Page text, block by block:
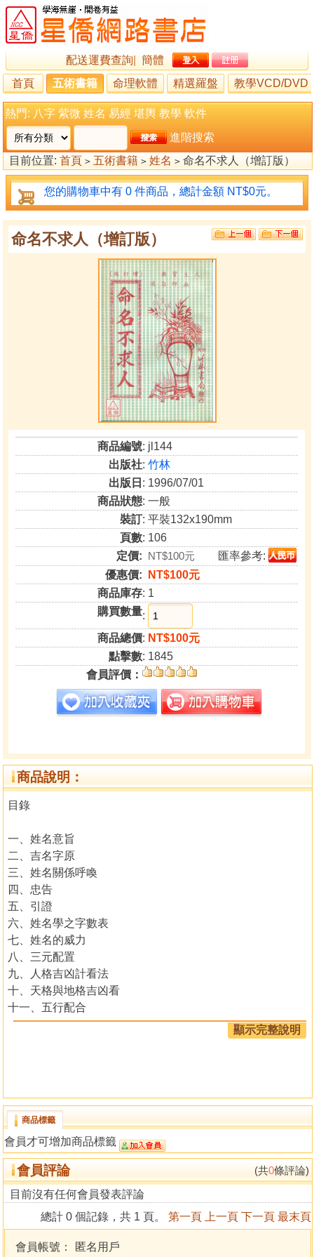
配送運費查詢
簡體
首頁
五術書籍 命理軟體 精選羅盤 教學VCD/DVD
熱門: 八字 紫微 姓名 易經 堪輿 教學 軟件
進階搜索
目前位置: 首頁 > 五術書籍 > 姓名 > 命名不求人（增訂版）
您的購物車中有 0 件商品，總計金額 NT$0元。
命名不求人（增訂版）
商品編號: jl144
出版社:竹林
出版日 : 1996/07/01
商品狀態: 一般
裝訂: 平裝132x190mm
頁數: 106
定價: NT$100元
匯率參考:
優惠價:
NT$100元
商品庫存: 1
購買數量:
商品總價: NT$100元
點擊數: 1845
會員評價：
商品說明：
目錄
一、姓名意旨
二、吉名字原
三、姓名關係呼喚
四、忠告
五、引證
六、姓名學之字數表
七、姓名的威力
八、三元配置
九、人格吉凶計看法
十、天格與地格吉凶看
十一、五行配合
十二、內外格與五行判斷法
十七、各種靈數之暗示
十八、禍厄災難數之暗示
十九、七大運格數
二十、觀店舖行號之吉凶
二一、姓西吉凶法
二二、配合吉陰陽之象
二三、全陰全陽之象
二四、八十一畫數吉凶預定文
二五、分九音法
顯示完整說明
商品標籤
會員才可增加商品標籤
會員評論 (共0條評論)
目前沒有任何會員發表評論
總計 0 個記錄，共 1 頁。 第一頁 上一頁 下一頁 最末頁
會員帳號：
匿名用戶